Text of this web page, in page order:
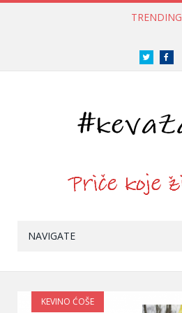
TRENDING
Twitter
NAVIGATE
KEVINO ĆOŠE